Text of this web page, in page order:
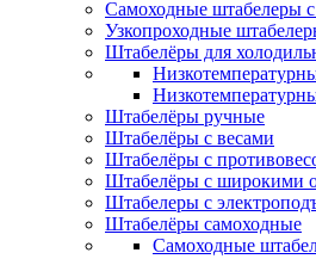
Самоходные штабелеры
Узкопроходные
Штабелёры для
Штабелёры ручные
Штабелёры с весами
Штабелёры с
Штабелёры с широкими
Штабелеры с
Штабелёры самоходные
Самоходные